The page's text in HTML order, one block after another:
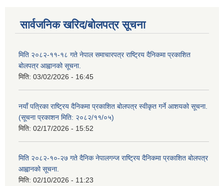
सार्वजनिक खरिद/बोलपत्र सूचना
मिति २०८२-११-१८ गते नेपाल समाचारपत्र राष्ट्रिय दैनिकमा प्रकाशित
बोलपत्र आह्वानको सूचना.
मिति: 03/02/2026 - 16:45
नयाँ पत्रिका राष्ट्रिय दैनिकमा प्रकाशित बोलपत्र स्वीकृत गर्ने आशयको सूचना.
(सूचना प्रकाशन मिति: २०८२/११/०५)
मिति: 02/17/2026 - 15:52
मिति २०८२-१०-२७ गते दैनिक नेपालगन्ज राष्ट्रिय दैनिकमा प्रकाशित बोलपत्र
आह्वानको सूचना.
मिति: 02/10/2026 - 11:23